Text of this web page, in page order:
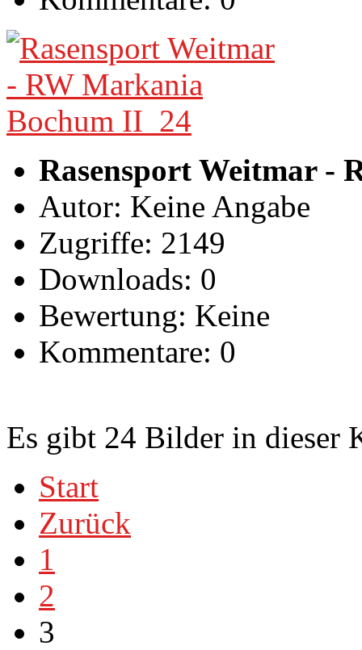
Rasensport Weitmar -
Autor: Keine Angabe
Zugriffe: 2149
Downloads: 0
Bewertung: Keine
Kommentare: 0
Es gibt 24 Bilder in dieser
Start
Zurück
1
2
3